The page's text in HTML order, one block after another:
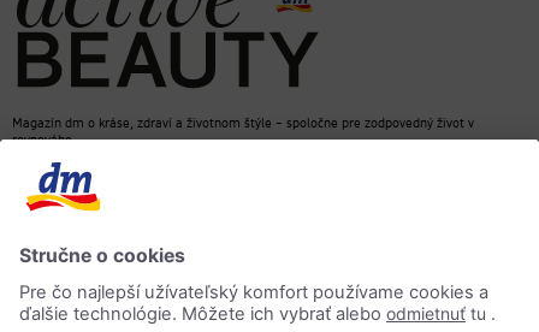
Magazín dm o kráse, zdraví a životnom štýle – spoločne pre zodpovedný život v
rovnováhe